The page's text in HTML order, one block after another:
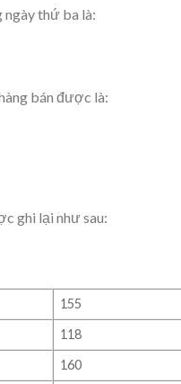
ngày thứ ba là:
bán được là:
ghi lại như sau:
155
118
160